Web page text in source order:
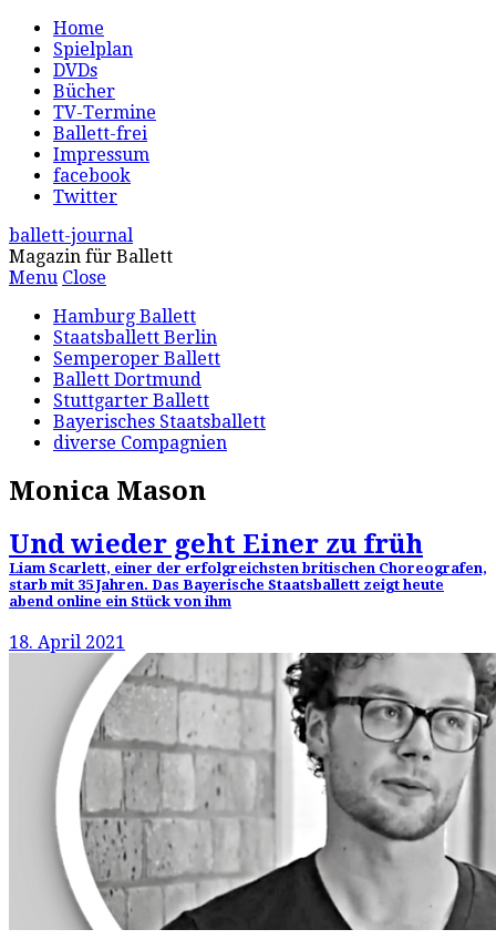
Home
Spielplan
DVDs
Bücher
TV-Termine
Ballett-frei
Impressum
facebook
Twitter
ballett-journal
Magazin für Ballett
Menu Close
Hamburg Ballett
Staatsballett Berlin
Semperoper Ballett
Ballett Dortmund
Stuttgarter Ballett
Bayerisches Staatsballett
diverse Compagnien
Monica Mason
Und wieder geht Einer zu früh
Liam Scarlett, einer der erfolgreichsten britischen Choreografen,
starb mit 35 Jahren. Das Bayerische Staatsballett zeigt heute
abend online ein Stück von ihm
18. April 2021